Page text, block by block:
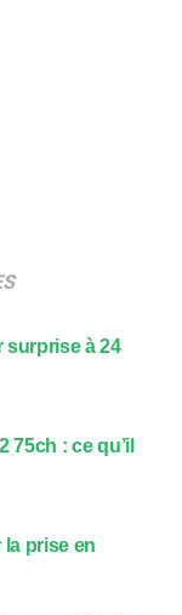
surprise à 24
75ch : ce qu’il
prise en